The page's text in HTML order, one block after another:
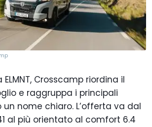
Crosscamp riordina il
e raggruppa i principali
nome chiaro. L’offerta va dal
al più orientato al comfort 6.4